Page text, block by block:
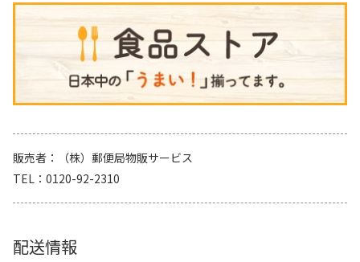
販売者
（株）郵便局物販サービス
TEL
0120-92-2310
配送情報